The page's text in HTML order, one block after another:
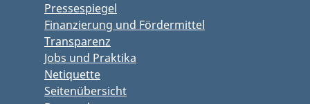
Pressespiegel
Finanzierung und Fördermittel
Transparenz
Jobs und Praktika
Netiquette
Seitenübersicht